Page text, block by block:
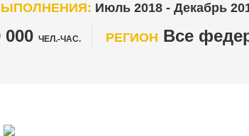
Июль 2018 - Декабрь
000 ЧЕЛ.-ЧАС. РЕГИОН Все